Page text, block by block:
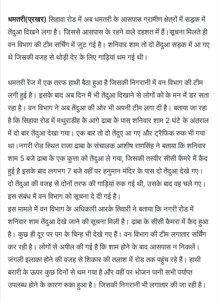
धमतरी(प्रखर) सिहावा रोड में अब धमतरी के आसपास ग्रामीण क्षेत्रों में सड़क में
तेंदुआ दिखने लगा है। जिससे आसपास के रहने वाले दहशत में हैं।सूचना मिलते ही
वन विभाग की टीम सर्चिंग में जुट गई है। शनिवार शाम तो दो तेंदुआ सड़क में आ गए
थे जिसकी वजह से थोड़ी देर के लिए गाड़ियां थम गई थी।
धमतरी रेंज में एक तरफ हाथी बैठा हुआ है जिसकी निगरानी में वन विभाग की टीम
लगी हुई है। इसके बाद अब दिन में भी तेंदुआ दिखाने से लोगों को के मन में डर सता
रहा है। वन विभाग ने अब तेंदुआ की ओर भी अपनी टीम लगा दी है। बताया जा रहा
है कि सिहावा रोड में मथुराडीह के आगे ढाबा के पास शनिवार शाम 2 घंटे के अंतराल
में दो बार तेंदुआ देखा गया। एक बार तो दो तेंदुए आ गए और ट्रैफिक रुक भी गया
था।नगरी रोड स्थित राजा ढाबा के संचालक आशीष राणसिंह ने बताया कि शनिवार
शाम 5 बजे ढाबा के एक कुत्ता को तेंदुआ ले गया, जिसकी तस्वीर सीसी कैमरे में कैद
हुई है इसके बाद लगभग 7 बजे वहीं पर हनुमान मंदिर के पास दो तेंदुआ देखे गए।
दो तेंदुआ की वजह से दोनों तरफ की गाड़ियां रुक गई थी, उसके बाद वह चले गए।
इस संबंध में वन विभाग को सूचना दे दी गई है।
इस मामले में वन विभाग के अधिकारी आरके तिवारी ने बताया कि नगरी रोड में
शनिवार शाम तेंदुआ देखे जाने की सूचना मिली है। ढाबा के सीसी कैमरा में कैद हुआ
है। कुछ ही दूर पर पग के चिन्ह भी देखे गए हैं। वन विभाग की टीम लगातार सर्चिंग
कर रही है। लोगों से अपील की गई है कि शाम होने के बाद आसपास न निकलें।
जंगली इलाका होने की वजह से शिकार की तलाश में रोड तक पहुंच रहे हैं। हाथी
बरारी के ऊपर कुछ दिनों से थम गया है और वहीं पर भोजन पानी सभी पर्याप्त
उपलब्ध होने के कारण रुका हुआ है। जिसकी निगरानी भी लगातार की जा रही है।